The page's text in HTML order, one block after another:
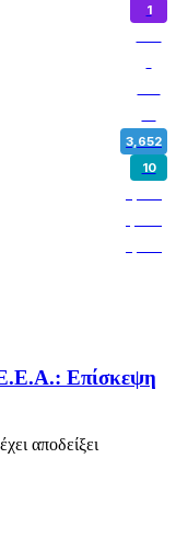
1
3,652
10
Επίσκεψη
αποδείξει